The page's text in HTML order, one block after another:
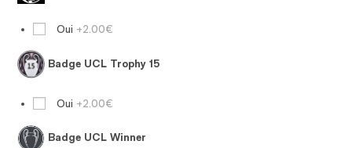
Oui +2.00€
Badge UCL Trophy 15
Oui +2.00€
Badge UCL Winner